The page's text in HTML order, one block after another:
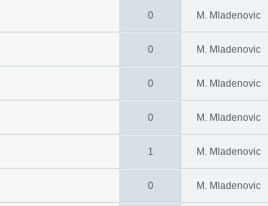
0 M. Mladenovic
0 M. Mladenovic
0 M. Mladenovic
0 M. Mladenovic
1 M. Mladenovic
0 M. Mladenovic